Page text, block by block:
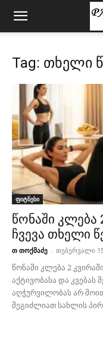
Tag: თხელი
ფიტნესი
წონაში კლება
ჩვევა თხელი
თ თოქმაძე - თებერვალი
წონაში კლება 2
აქტივობასა და კვებას
აღჭურვილობას არ
შეგიძლიათ სახლის